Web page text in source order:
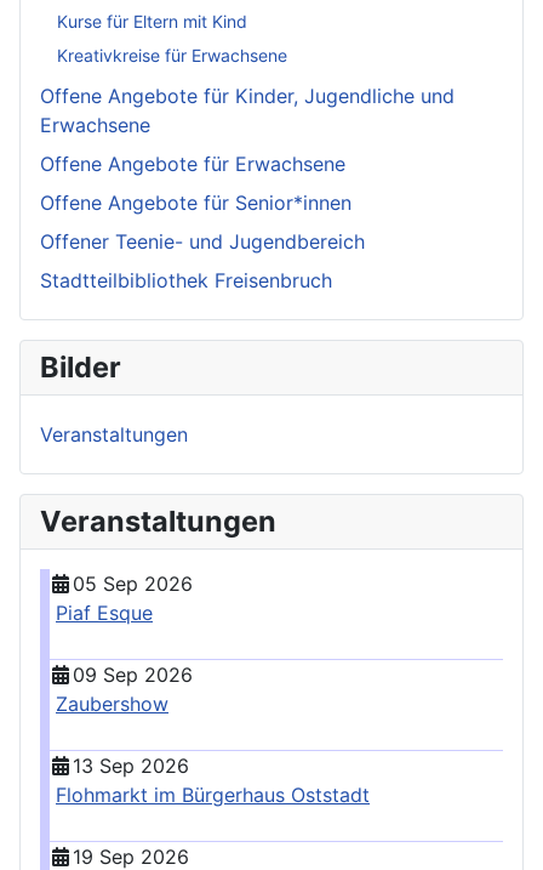
Kurse für Eltern mit Kind
Kreativkreise für Erwachsene
Offene Angebote für Kinder, Jugendliche und
Erwachsene
Offene Angebote für Erwachsene
Offene Angebote für Senior*innen
Offener Teenie- und Jugendbereich
Stadtteilbibliothek Freisenbruch
Bilder
Veranstaltungen
Veranstaltungen
05 Sep 2026
Piaf Esque
09 Sep 2026
Zaubershow
13 Sep 2026
Flohmarkt im Bürgerhaus Oststadt
19 Sep 2026